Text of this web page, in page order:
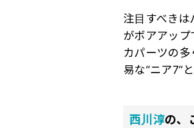
注目すべきは
がボアアッ
カパーツの
易な“ニア7”
西川淳の、